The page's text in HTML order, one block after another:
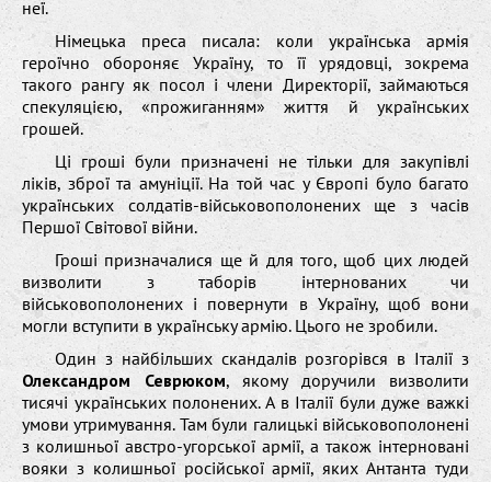
неї.
Німецька преса писала: коли українська армія
героїчно обороняє Україну, то її урядовці, зокрема
такого рангу як посол і члени Директорії, займаються
спекуляцією, «прожиганням» життя й українських
грошей.
Ці гроші були призначені не тільки для закупівлі
ліків, зброї та амуніції. На той час у Європі було багато
українських солдатів-військовополонених ще з часів
Першої Світової війни.
Гроші призначалися ще й для того, щоб цих людей
визволити з таборів інтернованих чи
військовополонених і повернути в Україну, щоб вони
могли вступити в українську армію. Цього не зробили.
Один з найбільших скандалів розгорівся в Італії з
Олександром Севрюком, якому доручили визволити
тисячі українських полонених. А в Італії були дуже важкі
умови утримування. Там були галицькі військовополонені
з колишньої австро-угорської армії, а також інтерновані
вояки з колишньої російської армії, яких Антанта туди